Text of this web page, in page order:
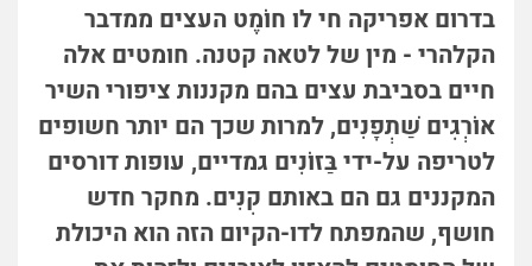
בדרום אפריקה חי לו חוֹמֶט העצים ממדבר
הקלהרי - מין של לטאה קטנה. חומטים אלה
חיים בסביבת עצים בהם מקננות ציפורי השיר
אוֹרְגִים שַׁתְפָנִים, למרות שכך הם יותר חשופים
לטריפה על-ידי בַּזוֹנִים גמדיים, עופות דורסים
המקננים גם הם באותם קִנִּים. מחקר חדש
חושף, שהמפתח לדו-הקיום הזה הוא היכולת